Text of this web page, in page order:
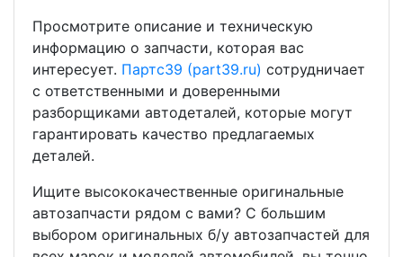
Просмотрите описание и техническую
информацию о запчасти, которая вас
интересует. Партс39 (part39.ru) сотрудничает
с ответственными и доверенными
разборщиками автодеталей, которые могут
гарантировать качество предлагаемых
деталей.
Ищите высококачественные оригинальные
автозапчасти рядом с вами? С большим
выбором оригинальных б/у автозапчастей для